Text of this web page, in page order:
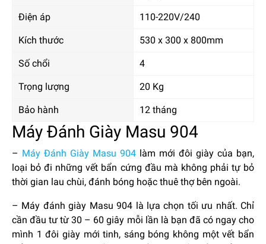
Điện áp 110-220V/240
Kích thước 530 x 300 x 800mm
Số chổi 4
Trọng lượng 20 Kg
Bảo hành 12 tháng
Máy Đánh Giày Masu 904
– Máy Đánh Giày Masu 904 làm mới đôi giày của bạn,
loại bỏ đi những vết bẩn cứng đầu mà không phải tự bỏ
thời gian lau chùi, đánh bóng hoặc thuê thợ bên ngoài.
– Máy đánh giày Masu 904 là lựa chọn tối ưu nhất. Chỉ
cần đầu tư từ 30 – 60 giây mỗi lần là bạn đã có ngay cho
mình 1 đôi giày mới tinh, sáng bóng không một vết bẩn